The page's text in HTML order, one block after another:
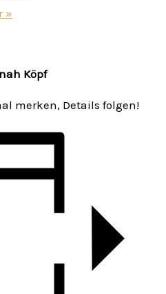
»
Köpf
merken, Details folgen!